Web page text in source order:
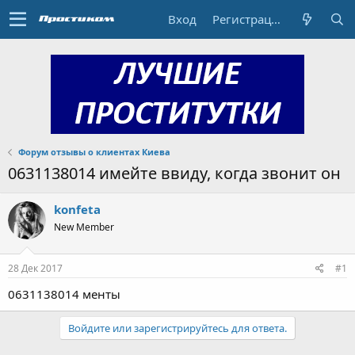
Вход Регистрация
Форум отзывы о клиентах Киева
0631138014 имейте ввиду, когда звонит он
konfeta
New Member
28 Дек 2017 #1
0631138014 менты
Войдите или зарегистрируйтесь для ответа.